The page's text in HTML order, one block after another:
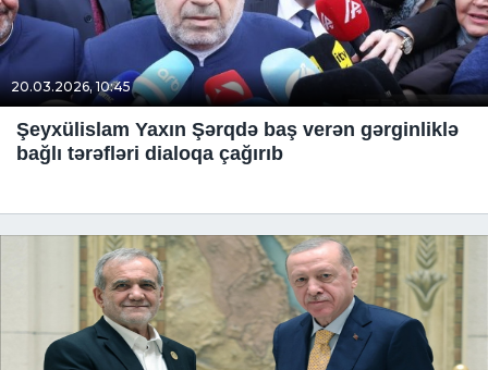
20.03.2026, 10:45
Şeyxülislam Yaxın Şərqdə baş verən gərginliklə
bağlı tərəfləri dialoqa çağırıb